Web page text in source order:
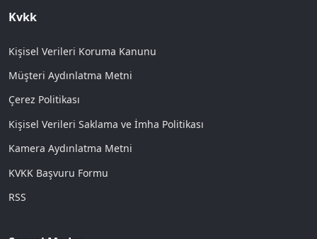
Kvkk
Kişisel Verileri Koruma Kanunu
Müşteri Aydınlatma Metni
Çerez Politikası
Kişisel Verileri Saklama ve İmha Politikası
Kamera Aydınlatma Metni
KVKK Başvuru Formu
RSS